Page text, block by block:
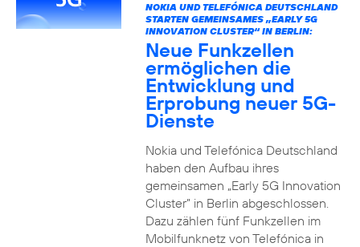
NOKIA UND TELEFÓNICA DEUTSCHLAND
STARTEN GEMEINSAMES „EARLY 5G
INNOVATION CLUSTER“ IN BERLIN:
Neue Funkzellen
ermöglichen die
Entwicklung und
Erprobung neuer 5G-
Dienste
Nokia und Telefónica Deutschland
haben den Aufbau ihres
gemeinsamen „Early 5G Innovation
Cluster” in Berlin abgeschlossen.
Dazu zählen fünf Funkzellen im
Mobilfunknetz von Telefónica in